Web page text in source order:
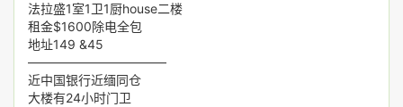
法拉盛1室1卫1厨house二楼
租金$1600除电全包
地址149 &45
———————————
近中国银行近缅同仓
大楼有24小时门卫